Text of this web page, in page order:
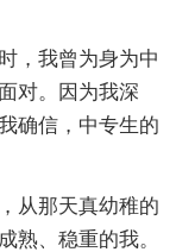
，我曾为身为中
对。因为我深
确信，中专生的
从那天真幼稚的
熟、稳重的我。